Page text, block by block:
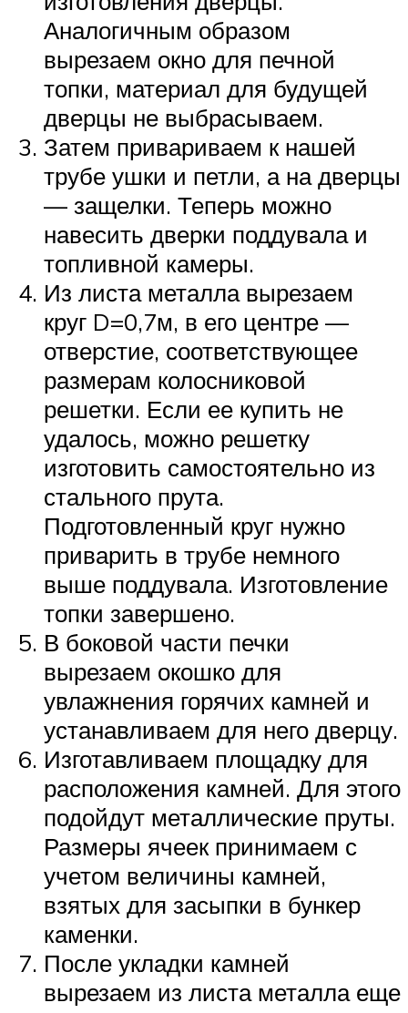
Аналогичным образом
вырезаем окно для печной
топки, материал для будущей
дверцы не выбрасываем.
Затем привариваем к нашей
трубе ушки и петли, а на дверцы
— защелки. Теперь можно
навесить дверки поддувала и
топливной камеры.
Из листа металла вырезаем
круг D=0,7м, в его центре —
отверстие, соответствующее
размерам колосниковой
решетки. Если ее купить не
удалось, можно решетку
изготовить самостоятельно из
стального прута.
Подготовленный круг нужно
приварить в трубе немного
выше поддувала. Изготовление
топки завершено.
В боковой части печки
вырезаем окошко для
увлажнения горячих камней и
устанавливаем для него дверцу.
Изготавливаем площадку для
расположения камней. Для этого
подойдут металлические пруты.
Размеры ячеек принимаем с
учетом величины камней,
взятых для засыпки в бункер
каменки.
После укладки камней
вырезаем из листа металла еще